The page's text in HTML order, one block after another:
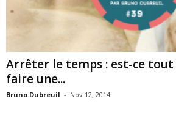
Arrêter le temps : est-ce tout
faire une...
Bruno Dubreuil - Nov 12, 2014